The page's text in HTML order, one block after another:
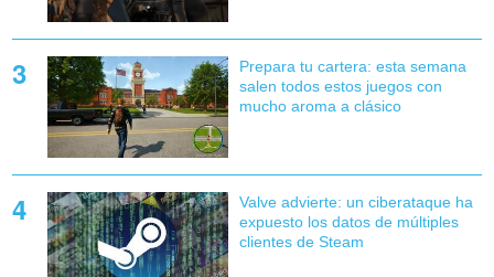
Prepara tu cartera: esta semana
salen todos estos juegos con
mucho aroma a clásico
Valve advierte: un ciberataque ha
expuesto los datos de múltiples
clientes de Steam